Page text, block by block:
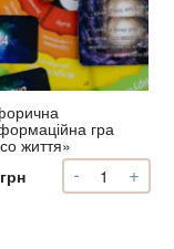
гра
життя»
грн -
Количество
+